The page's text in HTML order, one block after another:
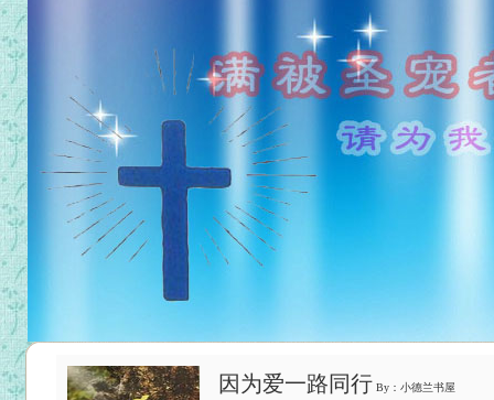
因为爱一路同行 By：小德兰书屋